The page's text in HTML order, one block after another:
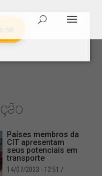
Países membros da
CIT apresentam
seus potenciais em
transporte
14/07/2023 - 12:51 /